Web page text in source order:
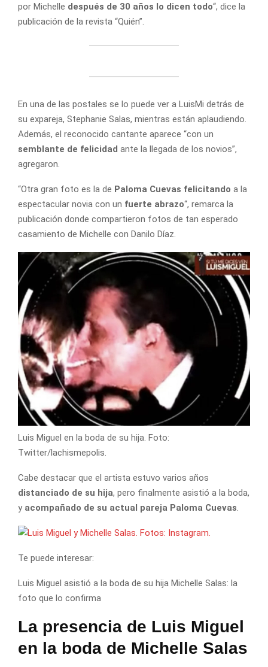
por Michelle después de 30 años lo dicen todo“, dice la
publicación de la revista “Quién”.
En una de las postales se lo puede ver a LuisMi detrás de
su expareja, Stephanie Salas, mientras están aplaudiendo.
Además, el reconocido cantante aparece “con un
semblante de felicidad ante la llegada de los novios”,
agregaron.
“Otra gran foto es la de Paloma Cuevas felicitando a la
espectacular novia con un fuerte abrazo“, remarca la
publicación donde compartieron fotos de tan esperado
casamiento de Michelle con Danilo Díaz.
Luis Miguel en la boda de su hija. Foto:
Twitter/lachismepolis.
Cabe destacar que el artista estuvo varios años
distanciado de su hija, pero finalmente asistió a la boda,
y acompañado de su actual pareja Paloma Cuevas.
Te puede interesar:
Luis Miguel asistió a la boda de su hija Michelle Salas: la
foto que lo confirma
La presencia de Luis Miguel
en la boda de Michelle Salas